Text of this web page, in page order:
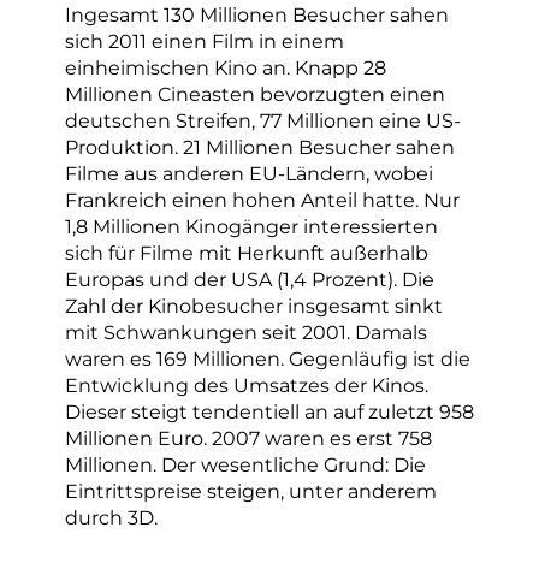
Ingesamt 130 Millionen Besucher sahen
sich 2011 einen Film in einem
einheimischen Kino an. Knapp 28
Millionen Cineasten bevorzugten einen
deutschen Streifen, 77 Millionen eine US-
Produktion. 21 Millionen Besucher sahen
Filme aus anderen EU-Ländern, wobei
Frankreich einen hohen Anteil hatte. Nur
1,8 Millionen Kinogänger interessierten
sich für Filme mit Herkunft außerhalb
Europas und der USA (1,4 Prozent). Die
Zahl der Kinobesucher insgesamt sinkt
mit Schwankungen seit 2001. Damals
waren es 169 Millionen. Gegenläufig ist die
Entwicklung des Umsatzes der Kinos.
Dieser steigt tendentiell an auf zuletzt 958
Millionen Euro. 2007 waren es erst 758
Millionen. Der wesentliche Grund: Die
Eintrittspreise steigen, unter anderem
durch 3D.